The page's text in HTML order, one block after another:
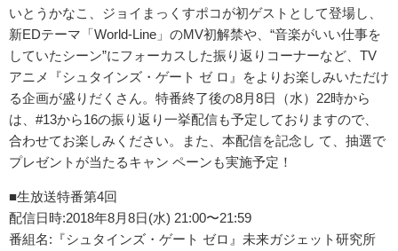
いとうかなこ、ジョイまっくすポコが初ゲストとして登場し、
新EDテーマ「World-Line」のMV初解禁や、“音楽がいい仕事を
していたシーン”にフォーカスした振り返りコーナーなど、TV
アニメ『シュタインズ・ゲート ゼ ロ』をよりお楽しみいただけ
る企画が盛りだくさん。特番終了後の8月8日（水）22時から
は、#13から16の振り返り一挙配信も予定しておりますので、
合わせてお楽しみください。また、本配信を記念し て、抽選で
プレゼントが当たるキャン ペーンも実施予定！
■生放送特番第4回
配信日時:2018年8月8日(水) 21:00〜21:59
番組名:『シュタインズ・ゲート ゼロ』未来ガジェット研究所